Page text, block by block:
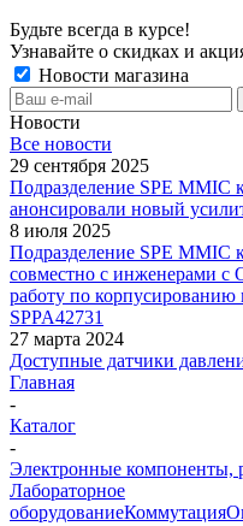
Будьте всегда в курсе!
Узнавайте о скидках и
Новости магазина
Новости
Все новости
29 сентября 2025
Подразделение SPE MMIC
анонсировали новый
8 июля 2025
Подразделение SPE MMIC
совместно с инженерами
работу по
SPPA42731
27 марта 2024
Доступные датчики
Главная
-
Каталог
-
Электронные компоненты,
Лабораторное
оборудованиеКоммутация